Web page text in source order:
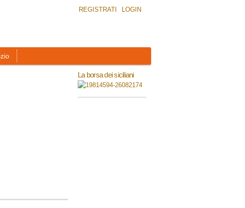
REGISTRATI LOGIN
La borsa dei siciliani